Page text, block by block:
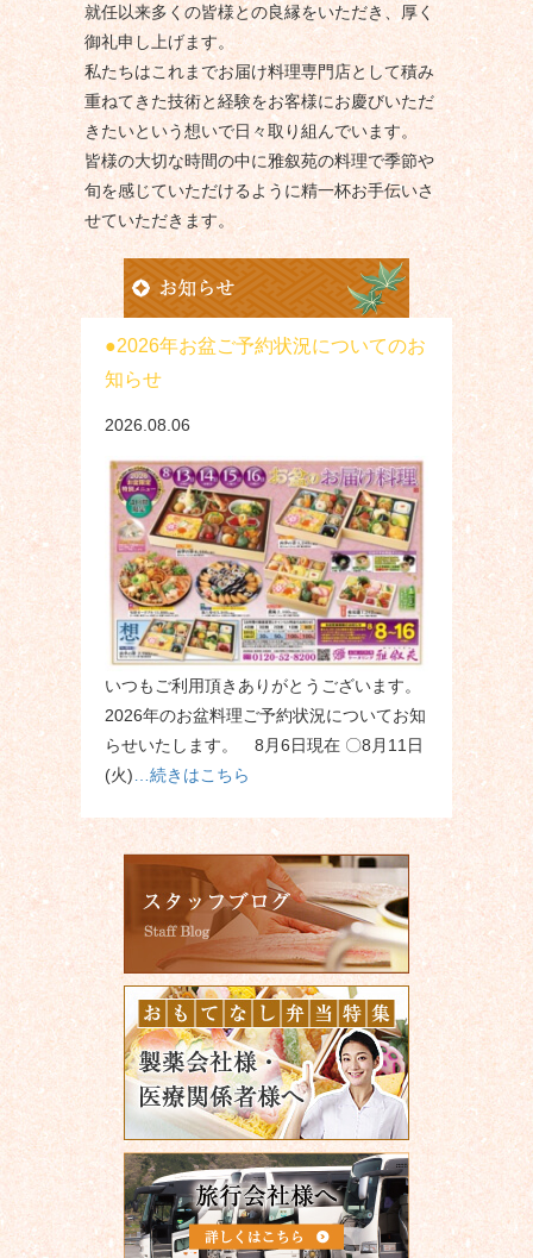
就任以来多くの皆様との良縁をいただき、厚く
御礼申し上げます。
私たちはこれまでお届け料理専門店として積み
重ねてきた技術と経験をお客様にお慶びいただ
きたいという想いで日々取り組んでいます。
皆様の大切な時間の中に雅叙苑の料理で季節や
旬を感じていただけるように精一杯お手伝いさ
せていただきます。
2026年お盆ご予約状況についてのお
知らせ
2026.08.06
いつもご利用頂きありがとうございます。
2026年のお盆料理ご予約状況についてお知
らせいたします。 8月6日現在 〇8月11日
(火)…続きはこちら